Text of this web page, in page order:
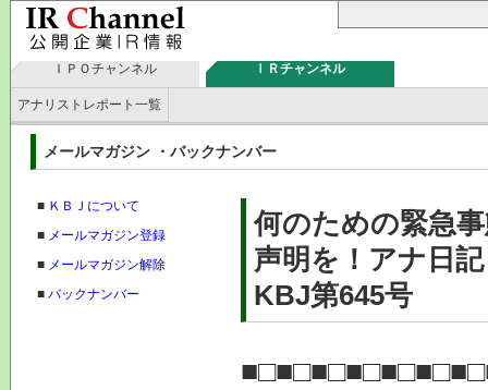
ＩＰＯチャンネル ＩＲチャンネル
アナリストレポート一覧
メールマガジン ・バックナンバー
■ ＫＢＪについて
■ メールマガジン登録
■ メールマガジン解除
■ バックナンバー
何のための緊急
声明を！アナ日
KBJ第645号